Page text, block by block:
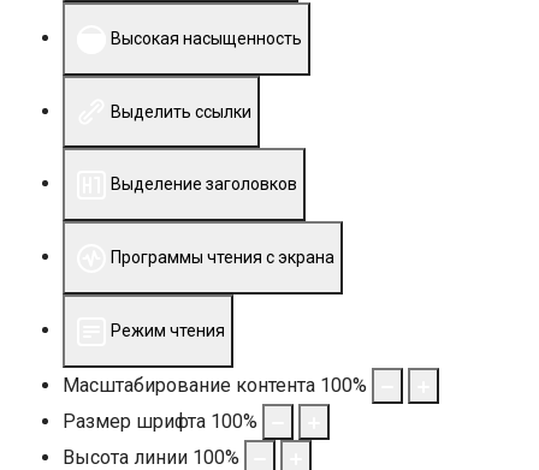
Высокая насыщенность
Выделить ссылки
Выделение заголовков
Программы чтения с экрана
Режим чтения
Масштабирование контента 100%
Размер шрифта 100%
Высота линии 100%